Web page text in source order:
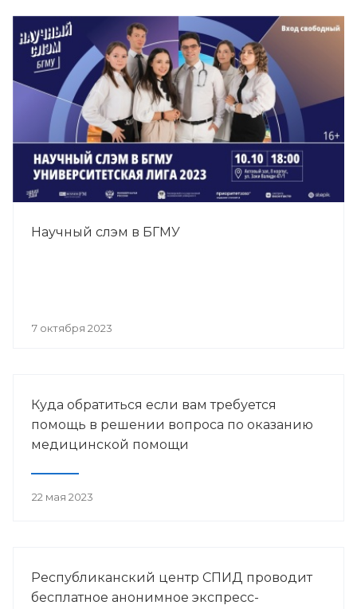
Научный слэм в БГМУ
7 октября 2023
Куда обратиться если вам требуется
помощь в решении вопроса по оказанию
медицинской помощи
22 мая 2023
Республиканский центр СПИД проводит
бесплатное анонимное экспресс-